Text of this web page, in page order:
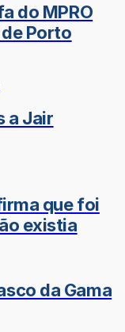
do MPRO
Porto
a Jair
que foi
existia
da Gama